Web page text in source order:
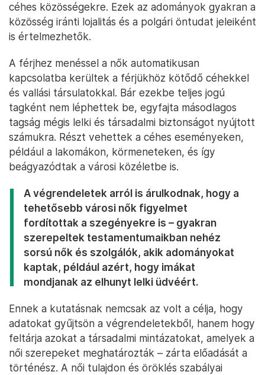
céhes közösségekre. Ezek az adományok gyakran a
közösség iránti lojalitás és a polgári öntudat jeleiként
is értelmezhetők.
A férjhez menéssel a nők automatikusan
kapcsolatba kerültek a férjükhöz kötődő céhekkel
és vallási társulatokkal. Bár ezekbe teljes jogú
tagként nem léphettek be, egyfajta másodlagos
tagság mégis lelki és társadalmi biztonságot nyújtott
számukra. Részt vehettek a céhes eseményeken,
például a lakomákon, körmeneteken, és így
beágyazódtak a városi közéletbe is.
A végrendeletek arról is árulkodnak, hogy a
tehetősebb városi nők figyelmet
fordítottak a szegényekre is – gyakran
szerepeltek testamentumaikban nehéz
sorsú nők és szolgálók, akik adományokat
kaptak, például azért, hogy imákat
mondjanak az elhunyt lelki üdvéért.
Ennek a kutatásnak nemcsak az volt a célja, hogy
adatokat gyűjtsön a végrendeletekből, hanem hogy
feltárja azokat a társadalmi mintázatokat, amelyek a
női szerepeket meghatározták – zárta előadását a
történész. A női tulajdon és öröklés szabályai